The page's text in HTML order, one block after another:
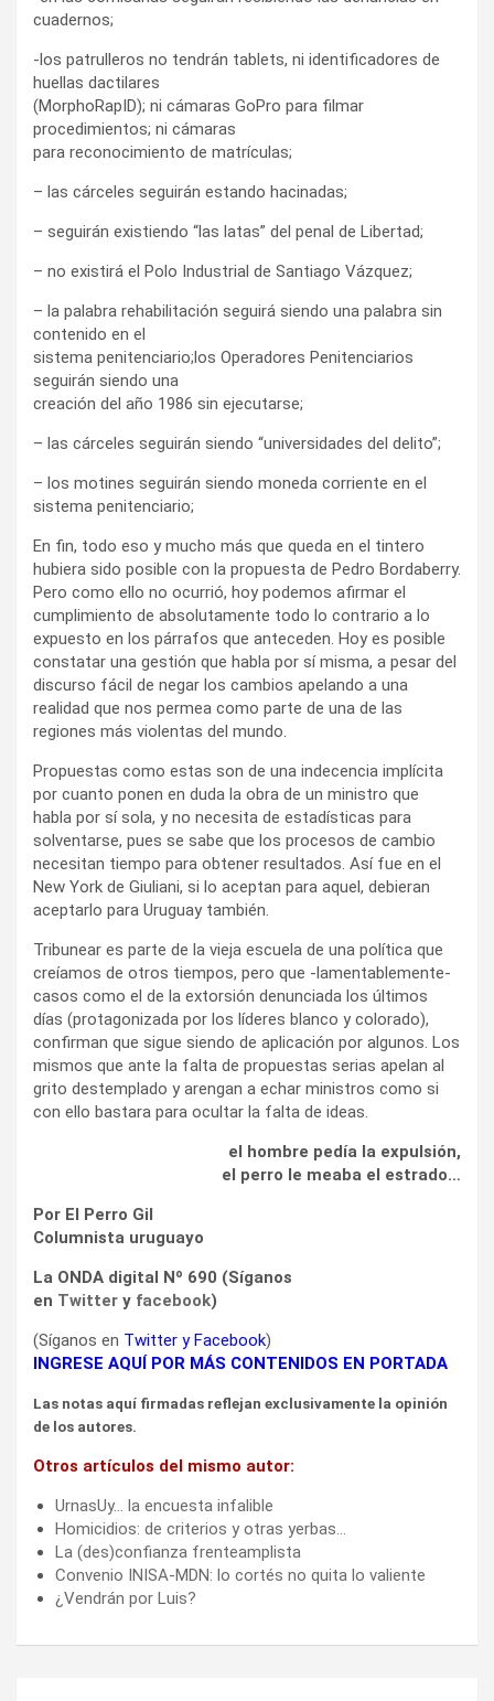
cuadernos;
-los patrulleros no tendrán tablets, ni identificadores de
huellas dactilares
(MorphoRapID); ni cámaras GoPro para filmar
procedimientos; ni cámaras
para reconocimiento de matrículas;
– las cárceles seguirán estando hacinadas;
– seguirán existiendo “las latas” del penal de Libertad;
– no existirá el Polo Industrial de Santiago Vázquez;
– la palabra rehabilitación seguirá siendo una palabra sin
contenido en el
sistema penitenciario;los Operadores Penitenciarios
seguirán siendo una
creación del año 1986 sin ejecutarse;
– las cárceles seguirán siendo “universidades del delito”;
– los motines seguirán siendo moneda corriente en el
sistema penitenciario;
En fin, todo eso y mucho más que queda en el tintero
hubiera sido posible con la propuesta de Pedro Bordaberry.
Pero como ello no ocurrió, hoy podemos afirmar el
cumplimiento de absolutamente todo lo contrario a lo
expuesto en los párrafos que anteceden. Hoy es posible
constatar una gestión que habla por sí misma, a pesar del
discurso fácil de negar los cambios apelando a una
realidad que nos permea como parte de una de las
regiones más violentas del mundo.
Propuestas como estas son de una indecencia implícita
por cuanto ponen en duda la obra de un ministro que
habla por sí sola, y no necesita de estadísticas para
solventarse, pues se sabe que los procesos de cambio
necesitan tiempo para obtener resultados. Así fue en el
New York de Giuliani, si lo aceptan para aquel, debieran
aceptarlo para Uruguay también.
Tribunear es parte de la vieja escuela de una política que
creíamos de otros tiempos, pero que -lamentablemente-
casos como el de la extorsión denunciada los últimos
días (protagonizada por los líderes blanco y colorado),
confirman que sigue siendo de aplicación por algunos. Los
mismos que ante la falta de propuestas serias apelan al
grito destemplado y arengan a echar ministros como si
con ello bastara para ocultar la falta de ideas.
el hombre pedía la expulsión,
el perro le meaba el estrado…
Por El Perro Gil
Columnista uruguayo
La ONDA digital Nº 690 (Síganos
en Twitter y facebook)
(Síganos en Twitter yFacebook)
INGRESE AQUÍ POR MÁS CONTENIDOS EN PORTADA
Las notas aquí firmadas reflejan exclusivamente la opinión
de los autores.
Otros artículos del mismo autor:
UrnasUy… la encuesta infalible
Homicidios: de criterios y otras yerbas…
La (des)confianza frenteamplista
Convenio INISA-MDN: lo cortés no quita lo valiente
¿Vendrán por Luis?